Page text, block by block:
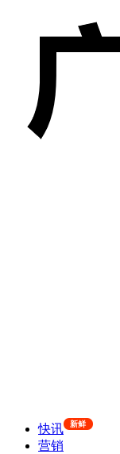
快讯 新鲜
营销